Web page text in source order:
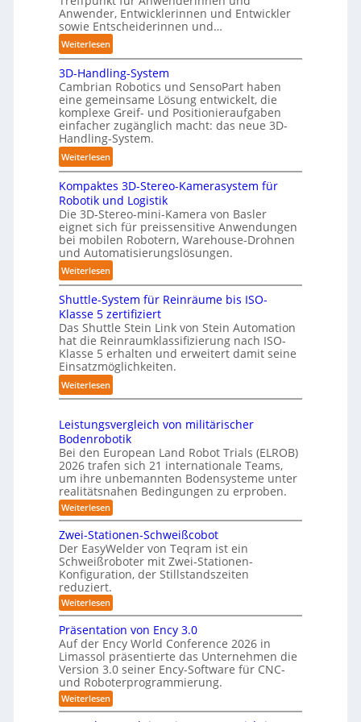
t
g
e
P
o
y
m
e
r
l
a
g
e
r
f
ü
r
T
a
c
h
r
o
b
o
t
r
Anwender, Entwicklerinnen und Entwickler
sowie Entscheiderinnen und…
Weiterlesen:
A
u
t
o
m
a
t
i
s
i
e
r
u
n
g
s
t
r
e
f
f
2
0
6
3D-Handling-System
Cambrian Robotics und SensoPart haben
eine gemeinsame Lösung entwickelt, die
komplexe Greif- und Positionieraufgaben
einfacher zugänglich macht: das neue 3D-
Handling-System.
Weiterlesen:
3
D
-
H
a
n
d
l
n
g
-
S
y
s
t
m
Kompaktes 3D-Stereo-Kamerasystem für
Robotik und Logistik
Die 3D-Stereo-mini-Kamera von Basler
eignet sich für preissensitive Anwendungen
bei mobilen Robotern, Warehouse-Drohnen
und Automatisierungslösungen.
Weiterlesen:
K
o
m
p
a
k
t
e
3
D
-
S
t
e
r
e
o
-
K
a
m
r
a
s
y
s
t
Shuttle-System für Reinräume bis ISO-
Klasse 5 zertifiziert
Das Shuttle Stein Link von Stein Automation
hat die Reinraumklassifizierung nach ISO-
Klasse 5 erhalten und erweitert damit seine
Einsatzmöglichkeiten.
Weiterlesen:
S
u
t
t
l
e
-
S
y
s
t
e
m
f
ü
r
R
e
i
n
Leistungsvergleich von militärischer
Bodenrobotik
Bei den European Land Robot Trials (ELROB)
2026 trafen sich 21 internationale Teams,
um ihre unbemannten Bodensysteme unter
realitätsnahen Bedingungen zu erproben.
Weiterlesen:
L
e
i
s
t
u
g
s
v
e
r
g
l
e
i
c
h
Zwei-Stationen-Schweißcobot
Der EasyWelder von Teqram ist ein
Schweißroboter mit Zwei-Stationen-
Konfiguration, der Stillstandszeiten
reduziert.
Weiterlesen:
Z
w
e
i
-
S
t
a
t
i
Präsentation von Ency 3.0
Auf der Ency World Conference 2026 in
Limassol präsentierte das Unternehmen die
Version 3.0 seiner Ency-Software für CNC-
und Roboterprogrammierung.
Weiterlesen:
P